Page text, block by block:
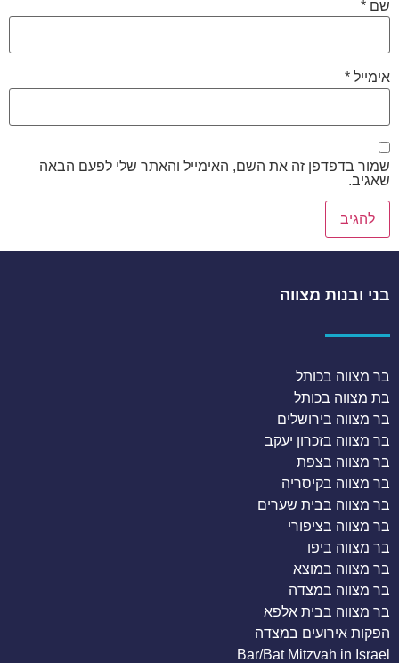
שם *
אימייל *
שמור בדפדפן זה את השם, האימייל והאתר שלי לפעם הבאה
שאגיב.
בני ובנות מצווה
בר מצווה בכותל
בת מצווה בכותל
בר מצווה בירושלים
בר מצווה בזכרון יעקב
בר מצווה בצפת
בר מצווה בקיסריה
בר מצווה בבית שערים
בר מצווה בציפורי
בר מצווה ביפו
בר מצווה במוצא
בר מצווה במצדה
בר מצווה בבית אלפא
הפקות אירועים במצדה
Bar/Bat Mitzvah in Israel